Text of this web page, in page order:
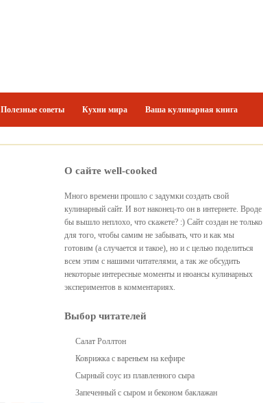
Полезные советы Кухни мира Ваша кулинарная книга
О сайте well-cooked
Много времени прошло с задумки создать свой
кулинарный сайт. И вот наконец-то он в интернете. Вроде
бы вышло неплохо, что скажете? :) Сайт создан не только
для того, чтобы самим не забывать, что и как мы
готовим (а случается и такое), но и с целью поделиться
всем этим с нашими читателями, а так же обсудить
некоторые интересные моменты и нюансы кулинарных
экспериментов в комментариях.
Выбор читателей
Салат Роллтон
Коврижка с вареньем на кефире
Сырный соус из плавленного сыра
Запеченный с сыром и беконом баклажан